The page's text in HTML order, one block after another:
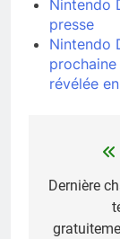
Nintendo
presse
Nintendo
révélée
de
l’article
Dernière